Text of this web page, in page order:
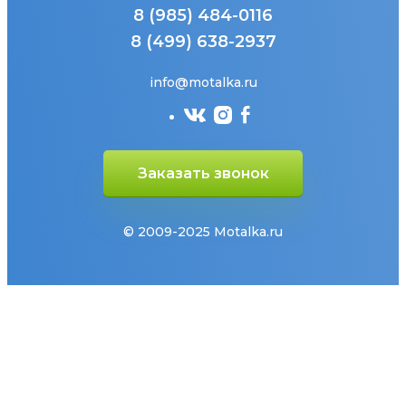
8 (985) 484-0116
8 (499) 638-2937
info@motalka.ru
Заказать звонок
© 2009-2025 Motalka.ru